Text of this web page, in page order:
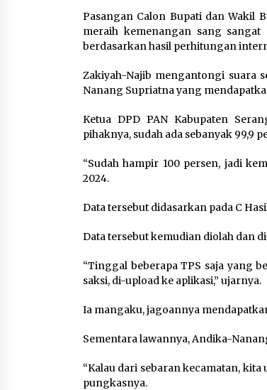
Wali Kota Serang
Rustandi Berikan
Pemenang
HUT ke-19 Kota
5 Agustus 2026
Melalui Ikrar
Cilegon Dorong
Sosial
5 Agustus 2026
Pasangan Calon Bupati dan Wakil
meraih kemenangan sang
berdasarkan hasil perhitungan
Zakiyah-Najib mengantongi suara
Nanang Supriatna yang
Ketua DPD PAN Kabupaten
pihaknya, sudah ada sebanyak 99,9
“Sudah hampir 100 persen, jadi
2024.
Data tersebut didasarkan pada C
Data tersebut kemudian diolah dan
“Tinggal beberapa TPS saja yang
saksi, di-upload ke aplikasi,” ujarnya.
Ia mangaku, jagoannya
Sementara lawannya, Andika-
“Kalau dari sebaran kecamatan,
pungkasnya.